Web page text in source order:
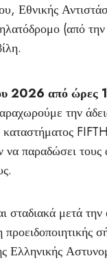
Εθνικής
(από
2026 από ώρες
την
παραδώσει τους
σταδιακά μετά
Ελληνικής